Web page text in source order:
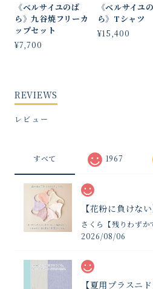
《ベルサイユのば
ら》九谷焼フリーカ
ップセット
¥7,700
《ベルサイユ
ら》Tシャツ
¥15,400
REVIEWS
レビュー
すべて 1967
さくら【残りわずか
2026/08/06
【夏用プラスニ